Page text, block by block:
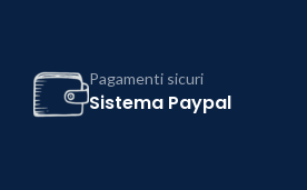
Pagamenti sicuri
Sistema Paypal